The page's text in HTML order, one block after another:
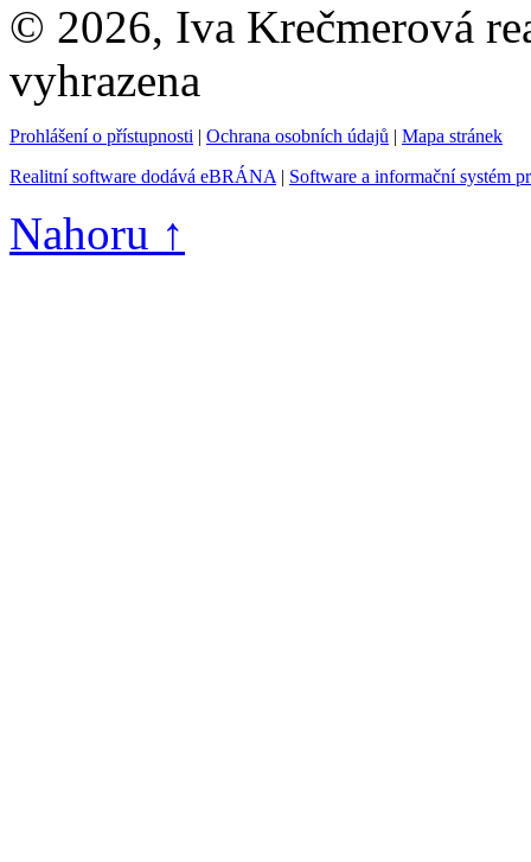
© 2026, Iva Krečmerová
vyhrazena
Prohlášení o přístupnosti | Ochrana osobních údajů | Mapa stránek
Realitní software dodává eBRÁNA | Software a informační systém
Nahoru ↑